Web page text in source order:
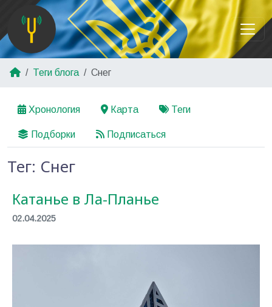
Теги блога Снег
Хронология Карта Теги
Подборки Подписаться
Тег: Снег
Катанье в Ла-Планье
02.04.2025